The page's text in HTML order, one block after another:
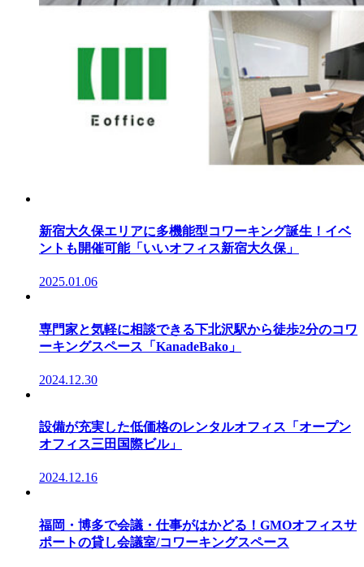
新宿大久保エリアに多機能型コワーキング誕生！イベ
ントも開催可能「いいオフィス新宿大久保」
2025.01.06
専門家と気軽に相談できる下北沢駅から徒歩2分のコワ
ーキングスペース「KanadeBako」
2024.12.30
設備が充実した低価格のレンタルオフィス「オープン
オフィス三田国際ビル」
2024.12.16
福岡・博多で会議・仕事がはかどる！GMOオフィスサ
ポートの貸し会議室/コワーキングスペース